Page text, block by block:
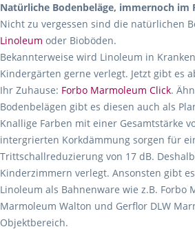
Natürliche Bodenbeläge, immernoch im
Nicht zu vergessen sind die natürlichen
Linoleum oder Bioböden.
Bekannterweise wird Linoleum in
Kindergärten gerne verlegt. Jetzt gibt es
Ihr Zuhause: Forbo Marmoleum Click.
Bodenbelägen gibt es diesen auch als
Knallige Farben mit einer Gesamtstärke
intergrierten Korkdämmung sorgen für
Trittschallreduzierung von 17 dB.
Kinderzimmern verlegt. Ansonsten gibt
Linoleum als Bahnenware wie z.B. Forbo
Marmoleum Walton und Gerflor DLW
Objektbereich.